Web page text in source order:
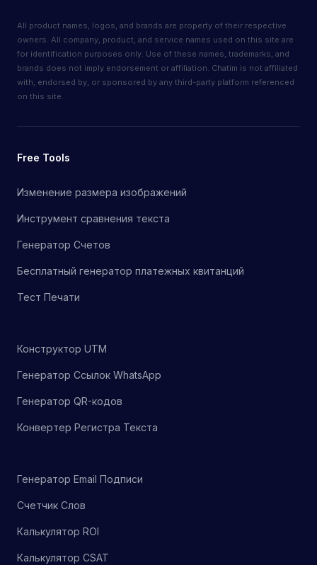
All product names, logos, and brands are property of their respective
owners. All company, product, and service names used on this site are
for identification purposes only. Use of these names, trademarks, and
brands does not imply endorsement or affiliation. Chatim is not affiliated
with, endorsed by, or sponsored by any third-party platform referenced
on this site.
Free Tools
Изменение размера изображений
Инструмент сравнения текста
Генератор Счетов
Бесплатный генератор платежных квитанций
Тест Печати
Конструктор UTM
Генератор Ссылок WhatsApp
Генератор QR-кодов
Конвертер Регистра Текста
Генератор Email Подписи
Счетчик Слов
Калькулятор ROI
Калькулятор CSAT